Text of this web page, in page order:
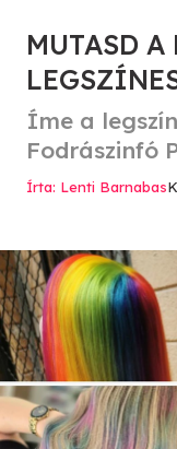
MUTASD
Íme a
Fodrászinfó
Írta: Lenti Barnabas